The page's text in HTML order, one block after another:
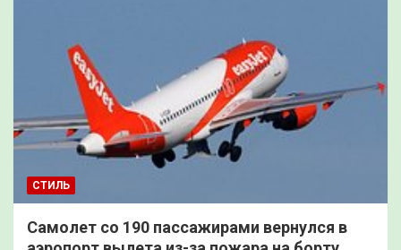
СТИЛЬ
Самолет со 190 пассажирами вернулся в